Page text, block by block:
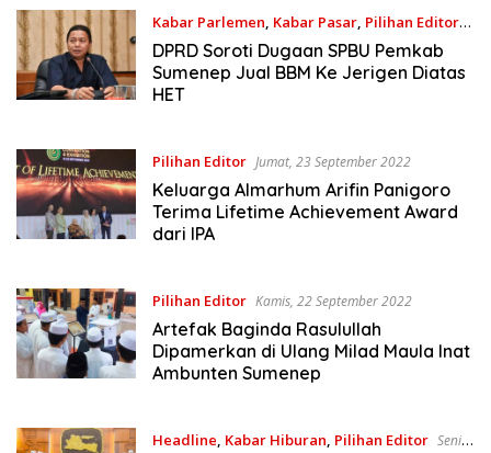
Kabar Parlemen, Kabar Pasar, Pilihan Editor
Kamis, 29 September 2022
DPRD Soroti Dugaan SPBU Pemkab
Sumenep Jual BBM Ke Jerigen Diatas
HET
Pilihan Editor Jumat, 23 September 2022
Keluarga Almarhum Arifin Panigoro
Terima Lifetime Achievement Award
dari IPA
Pilihan Editor Kamis, 22 September 2022
Artefak Baginda Rasulullah
Dipamerkan di Ulang Milad Maula Inat
Ambunten Sumenep
Headline, Kabar Hiburan, Pilihan Editor Senin,